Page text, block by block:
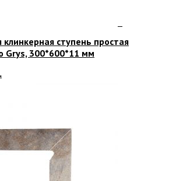
ступень простая
Grys, 300*600*11 мм